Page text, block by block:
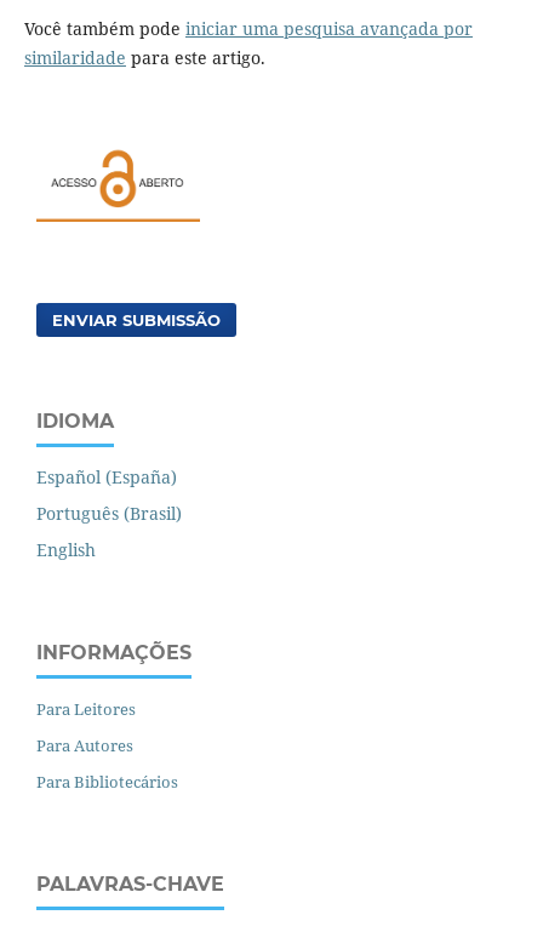
Você também pode iniciar uma pesquisa avançada por
similaridade para este artigo.
ENVIAR SUBMISSÃO
IDIOMA
Español (España)
Português (Brasil)
English
INFORMAÇÕES
Para Leitores
Para Autores
Para Bibliotecários
PALAVRAS-CHAVE